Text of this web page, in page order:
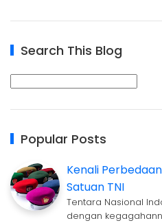
Search This Blog
Popular Posts
Kenali
Satuan TNI
Tentara Nasional
dengan